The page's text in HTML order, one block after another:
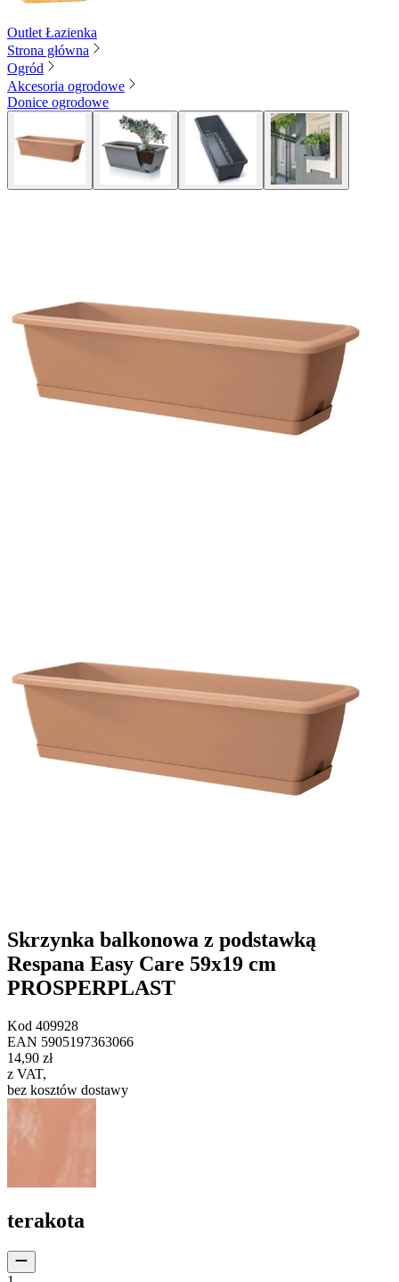
Outlet Łazienka
Strona główna
Ogród
Akcesoria ogrodowe
Donice ogrodowe
Skrzynka balkonowa z podstawką
Respana Easy Care 59x19 cm
PROSPERPLAST
Kod 409928
EAN 5905197363066
14,90 zł
z VAT,
bez kosztów dostawy
terakota